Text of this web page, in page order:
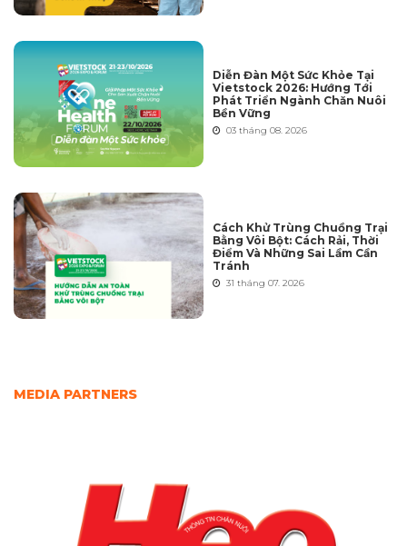
Diễn Đàn Một Sức Khỏe Tại
Vietstock 2026: Hướng Tới
Phát Triển Ngành Chăn Nuôi
Bền Vững
03 tháng 08. 2026
Cách Khử Trùng Chuồng Trại
Bằng Vôi Bột: Cách Rải, Thời
Điểm Và Những Sai Lầm Cần
Tránh
31 tháng 07. 2026
MEDIA PARTNERS